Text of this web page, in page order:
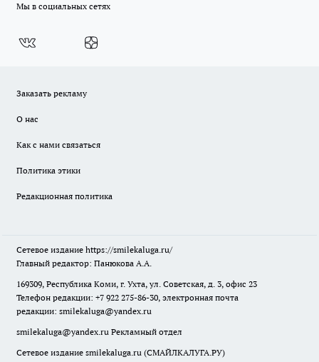
Мы в социальных сетях
Заказать рекламу
О нас
Как с нами связаться
Политика этики
Редакционная политика
Сетевое издание https://smilekaluga.ru/
Главный редактор: Панюкова А.А.
169309, Республика Коми, г. Ухта, ул. Советская, д. 3, офис 23
Телефон редакции: +7 922 275-86-30, электронная почта
редакции: smilekaluga@yandex.ru
smilekaluga@yandex.ru Рекламный отдел
Сетевое издание smilekaluga.ru (СМАЙЛКАЛУГА.РУ)